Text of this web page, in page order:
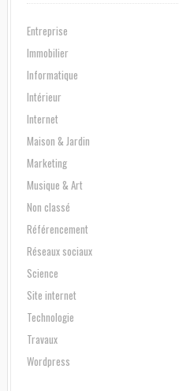
Entreprise
Immobilier
Informatique
Intérieur
Internet
Maison & Jardin
Marketing
Musique & Art
Non classé
Référencement
Réseaux sociaux
Science
Site internet
Technologie
Travaux
Wordpress